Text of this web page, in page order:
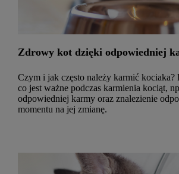
Zdrowy kot dzięki odpowiedniej
Czym i jak często należy karmić kociaka?
co jest ważne podczas karmienia kociąt,
odpowiedniej karmy oraz znalezienie
momentu na jej zmianę.